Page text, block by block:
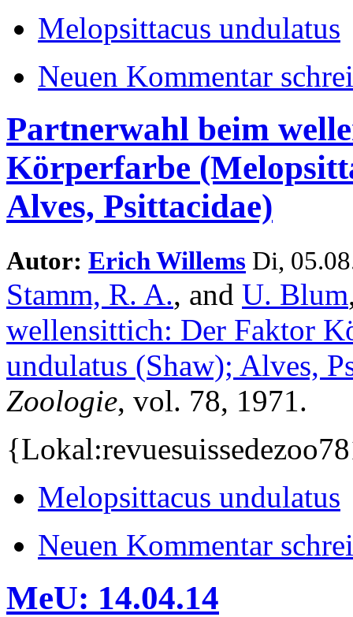
Melopsittacus undulatus
Neuen Kommentar
Partnerwahl beim
Körperfarbe
Alves, Psittacidae)
Autor: Erich Willems Di,
Stamm, R. A., and U. Blum
wellensittich: Der Faktor
undulatus (Shaw); Alves,
Zoologie, vol. 78, 1971.
Melopsittacus undulatus
Neuen Kommentar
MeU: 14.04.14